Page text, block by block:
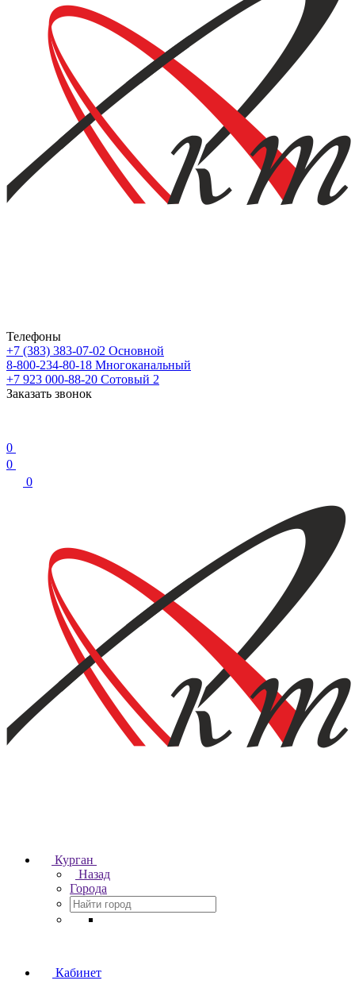
Телефоны
+7 (383) 383-07-02 Основной
8-800-234-80-18 Многоканальный
+7 923 000-88-20 Сотовый 2
Заказать звонок
0
0
0
Курган
Назад
Города
Кабинет